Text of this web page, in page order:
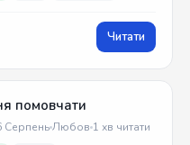
Читати
помовчати
СерпеньЛюбов 1 хв читати